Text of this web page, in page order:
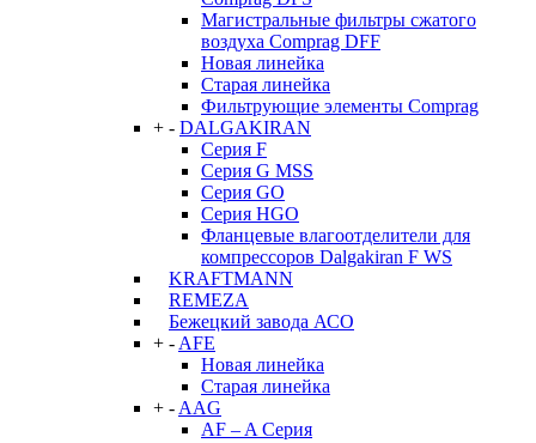
Магистральные фильтры сжатого
воздуха Comprag DFF
Новая линейка
Старая линейка
Фильтрующие элементы Comprag
+ - DALGAKIRAN
Серия F
Серия G MSS
Серия GO
Серия HGO
Фланцевые влагоотделители для
компрессоров Dalgakiran F WS
KRAFTMANN
REMEZA
Бежецкий завода АСО
+ - AFE
Новая линейка
Старая линейка
+ - AAG
AF – A Серия